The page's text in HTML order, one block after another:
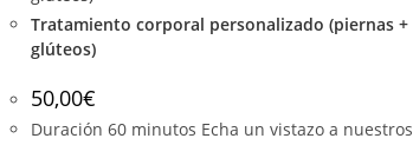
Tratamiento corporal personalizado (piernas +
glúteos)
50,00€
Duración 60 minutos Echa un vistazo a nuestros